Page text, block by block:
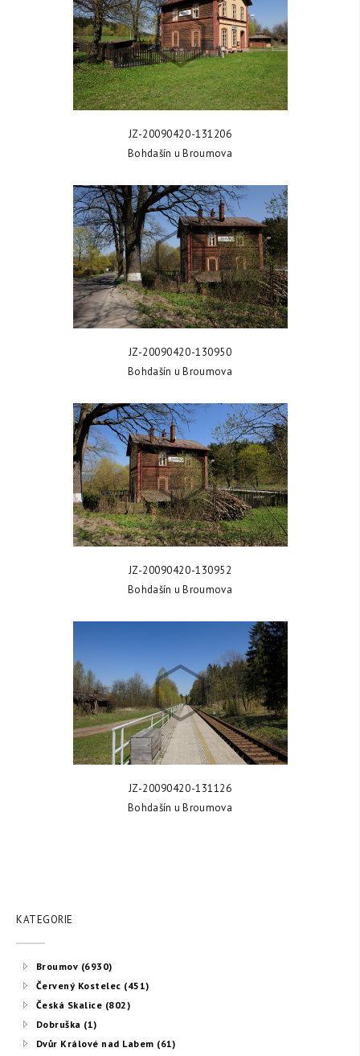
ZOBRAZIT FOTKU
JZ-20090420-131206
Bohdašín u Broumova
ZOBRAZIT FOTKU
JZ-20090420-130950
Bohdašín u Broumova
ZOBRAZIT FOTKU
JZ-20090420-130952
Bohdašín u Broumova
ZOBRAZIT FOTKU
JZ-20090420-131126
Bohdašín u Broumova
KATEGORIE
Broumov (6930)
Červený Kostelec (451)
Česká Skalice (802)
Dobruška (1)
Dvůr Králové nad Labem (61)